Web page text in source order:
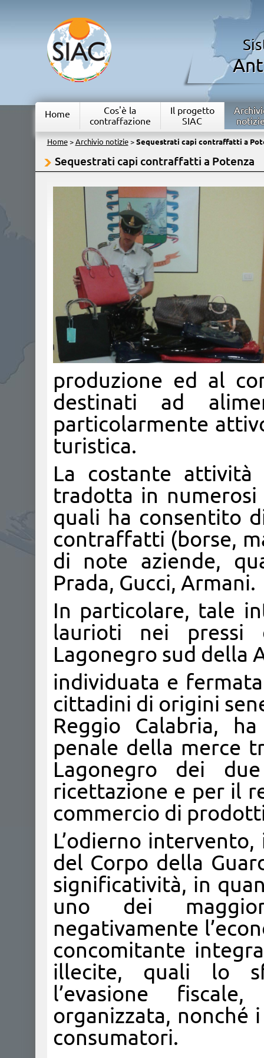
Home
Cos'è la
contraffazione
Il progetto
SIAC
Home> Archivio notizie> Sequestrati capi contraffatti a
Sequestrati capi contraffatti a Potenza
produzione ed al
destinati ad
particolarmente
turistica.
La costante
tradotta in
quali ha consentito
contraffatti (borse,
di note aziende,
Prada, Gucci, Armani.
In particolare, tale
laurioti nei pressi
Lagonegro sud della
individuata e
cittadini di origini
Reggio Calabria,
penale della merce
Lagonegro dei
ricettazione e per il
commercio di
L’odierno
del Corpo della
significatività, in
uno dei
negativamente
concomitante
illecite, quali lo
l’evasione
organizzata, nonché
consumatori.